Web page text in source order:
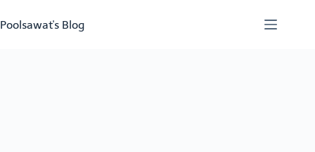
to
content
Poolsawat's Blog